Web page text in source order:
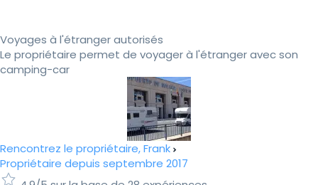
Voyages à l'étranger autorisés
Le propriétaire permet de voyager à l'étranger avec son
camping-car
Rencontrez le propriétaire, Frank
Propriétaire depuis septembre 2017